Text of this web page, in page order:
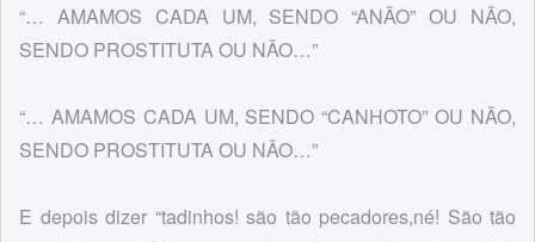
“… AMAMOS CADA UM, SENDO “ANÃO” OU NÃO,
SENDO PROSTITUTA OU NÃO…”
“… AMAMOS CADA UM, SENDO “CANHOTO” OU NÃO,
SENDO PROSTITUTA OU NÃO…”
E depois dizer “tadinhos! são tão pecadores,né! São tão